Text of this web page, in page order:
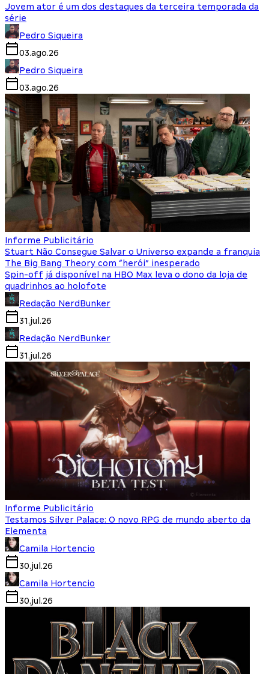
Jovem ator é um dos destaques da terceira temporada da
série
Pedro Siqueira
03.ago.26
Pedro Siqueira
03.ago.26
Informe Publicitário
Stuart Não Consegue Salvar o Universo expande a franquia
The Big Bang Theory com “herói” inesperado
Spin-off já disponível na HBO Max leva o dono da loja de
quadrinhos ao holofote
Redação NerdBunker
31.jul.26
Redação NerdBunker
31.jul.26
Informe Publicitário
Testamos Silver Palace: O novo RPG de mundo aberto da
Elementa
Camila Hortencio
30.jul.26
Camila Hortencio
30.jul.26